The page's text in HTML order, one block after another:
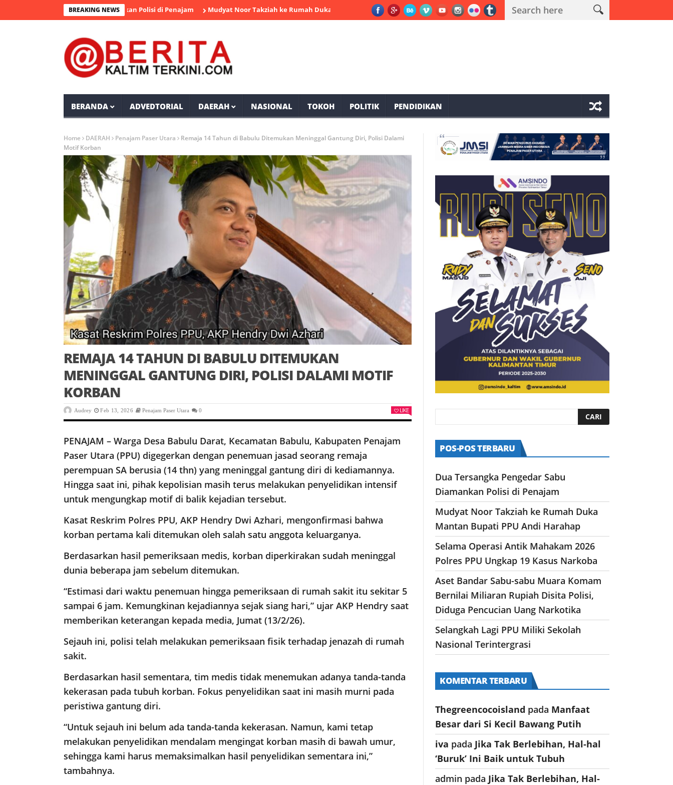
BREAKING NEWS
Pengedar Sabu Diamankan Polisi di Penajam Mudyat Noor Takziah ke Rumah Duka Mantan Bupati PPU Andi Harahap Selama Operasi Antik Mahakam 2026 Polres PPU Ungkap 19 Kasus Narkoba
BERANDA ADVEDTORIAL DAERAH NASIONAL TOKOH POLITIK PENDIDIKAN
Home DAERAH Penajam Paser Utara
Remaja 14 Tahun di Babulu Ditemukan Meninggal Gantung Diri, Polisi Dalami
Motif Korban
REMAJA 14 TAHUN DI BABULU DITEMUKAN
MENINGGAL GANTUNG DIRI, POLISI DALAMI MOTIF
KORBAN
Audrey Feb 13, 2026 Penajam Paser Utara 0 LIKE
PENAJAM – Warga Desa Babulu Darat, Kecamatan Babulu, Kabupaten Penajam
Paser Utara (PPU) digegerkan dengan penemuan jasad seorang remaja
perempuan SA berusia (14 thn) yang meninggal gantung diri di kediamannya.
Hingga saat ini, pihak kepolisian masih terus melakukan penyelidikan intensif
untuk mengungkap motif di balik kejadian tersebut.
Kasat Reskrim Polres PPU, AKP Hendry Dwi Azhari, mengonfirmasi bahwa
korban pertama kali ditemukan oleh salah satu anggota keluarganya.
Berdasarkan hasil pemeriksaan medis, korban diperkirakan sudah meninggal
dunia beberapa jam sebelum ditemukan.
“Estimasi dari waktu penemuan hingga pemeriksaan di rumah sakit itu sekitar 5
sampai 6 jam. Kemungkinan kejadiannya sejak siang hari,” ujar AKP Hendry saat
memberikan keterangan kepada media, Jumat (13/2/26).
Sejauh ini, polisi telah melakukan pemeriksaan fisik terhadap jenazah di rumah
sakit.
Berdasarkan hasil sementara, tim medis tidak menemukan adanya tanda-tanda
kekerasan pada tubuh korban. Fokus penyelidikan saat ini masih murni pada
peristiwa gantung diri.
“Untuk sejauh ini belum ada tanda-tanda kekerasan. Namun, kami tetap
melakukan penyelidikan mendalam mengingat korban masih di bawah umur,
sehingga kami harus memaksimalkan hasil penyelidikan sementara ini,”
tambahnya.
POS-POS TERBARU
Dua Tersangka Pengedar Sabu
Diamankan Polisi di Penajam
Mudyat Noor Takziah ke Rumah Duka
Mantan Bupati PPU Andi Harahap
Selama Operasi Antik Mahakam 2026
Polres PPU Ungkap 19 Kasus Narkoba
Aset Bandar Sabu-sabu Muara Komam
Bernilai Miliaran Rupiah Disita Polisi,
Diduga Pencucian Uang Narkotika
Selangkah Lagi PPU Miliki Sekolah
Nasional Terintergrasi
KOMENTAR TERBARU
Thegreencocoisland pada Manfaat
Besar dari Si Kecil Bawang Putih
iva pada Jika Tak Berlebihan, Hal-hal
‘Buruk’ Ini Baik untuk Tubuh
admin pada Jika Tak Berlebihan, Hal-